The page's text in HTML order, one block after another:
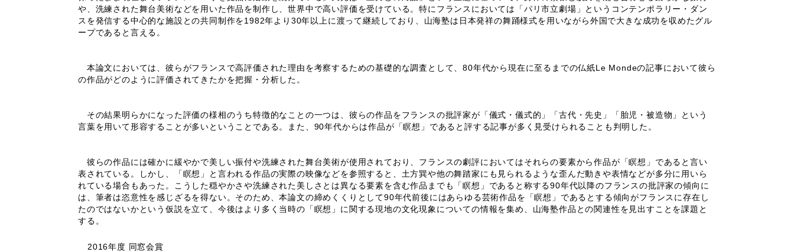
や、洗練された舞台美術などを用いた作品を制作し、世界中で高い評価を受けている。特にフランスにおいては「パリ市立劇場」というコンテンポラリー・ダン
スを発信する中心的な施設との共同制作を1982年より30年以上に渡って継続しており、山海塾は日本発祥の舞踊様式を用いながら外国で大きな成功を収めたグル
ープであると言える。
本論文においては、彼らがフランスで高評価された理由を考察するための基礎的な調査として、80年代から現在に至るまでの仏紙Le Mondeの記事において彼ら
の作品がどのように評価されてきたかを把握・分析した。
その結果明らかになった評価の様相のうち特徴的なことの一つは、彼らの作品をフランスの批評家が「儀式・儀式的」「古代・先史」「胎児・被造物」という
言葉を用いて形容することが多いということである。また、90年代からは作品が「瞑想」であると評する記事が多く見受けられることも判明した。
彼らの作品には確かに緩やかで美しい振付や洗練された舞台美術が使用されており、フランスの劇評においてはそれらの要素から作品が「瞑想」であると言い
表されている。しかし、「瞑想」と言われる作品の実際の映像などを参照すると、土方巽や他の舞踏家にも見られるような歪んだ動きや表情などが多分に用いら
れている場合もあった。こうした穏やかさや洗練された美しさとは異なる要素を含む作品までも「瞑想」であると称する90年代以降のフランスの批評家の傾向に
は、筆者は恣意性を感じざるを得ない。そのため、本論文の締めくくりとして90年代前後にはあらゆる芸術作品を「瞑想」であるとする傾向がフランスに存在し
たのではないかという仮説を立て、今後はより多く当時の「瞑想」に関する現地の文化現象についての情報を集め、山海塾作品との関連性を見出すことを課題と
する。
2016年度 同窓会賞